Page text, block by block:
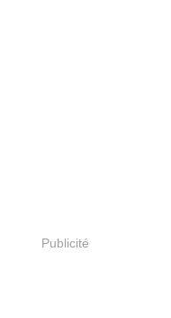
Publicité